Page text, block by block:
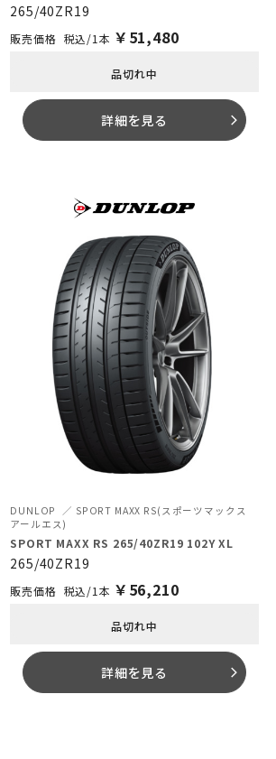
265/40ZR19
税込/1本 ￥ 51,480
品切れ中
詳細を見る arrow_forward_ios
DUNLOP
SPORT MAXX RS(スポーツマックス
アールエス)
SPORT MAXX RS 265/40ZR19 102Y XL
265/40ZR19
税込/1本 ￥ 56,210
品切れ中
詳細を見る arrow_forward_ios